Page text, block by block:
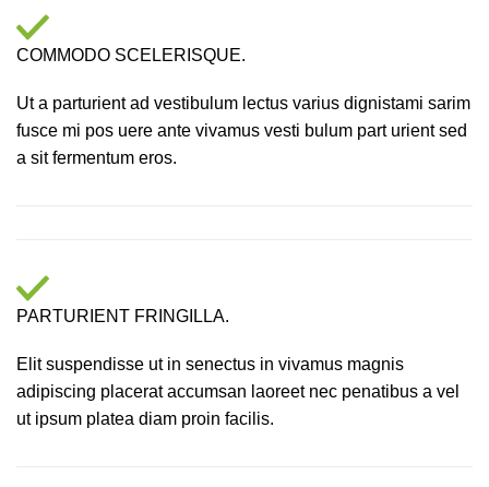
COMMODO SCELERISQUE.
Ut a parturient ad vestibulum lectus varius dignistami sarim
fusce mi pos uere ante vivamus vesti bulum part urient sed
a sit fermentum eros.
PARTURIENT FRINGILLA.
Elit suspendisse ut in senectus in vivamus magnis
adipiscing placerat accumsan laoreet nec penatibus a vel
ut ipsum platea diam proin facilis.